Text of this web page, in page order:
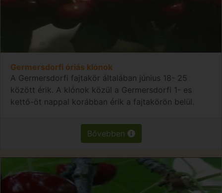
Germersdorfi óriás klónok
A Germersdorfi fajtakör általában június 18- 25
között érik. A klónok közül a Germersdorfi 1- es
kettő-öt nappal korábban érik a fajtakörön belül.
Bővebben